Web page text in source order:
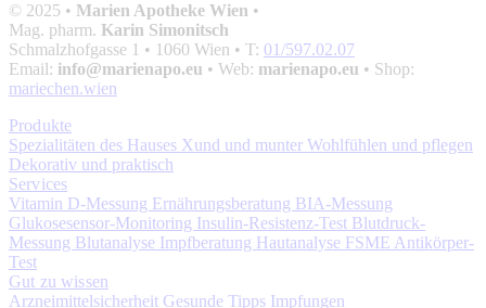
© 2025 • Marien Apotheke Wien •
Mag. pharm. Karin Simonitsch
Schmalzhofgasse 1 • 1060 Wien • T: 01/597.02.07
Email: info@marienapo.eu • Web: marienapo.eu • Shop:
mariechen.wien
Produkte
Spezialitäten des Hauses Xund und munter Wohlfühlen und pflegen
Dekorativ und praktisch
Services
Vitamin D-Messung Ernährungsberatung BIA-Messung
Glukosesensor-Monitoring Insulin-Resistenz-Test Blutdruck-
Messung Blutanalyse Impfberatung Hautanalyse FSME Antikörper-
Test
Gut zu wissen
Arzneimittelsicherheit Gesunde Tipps Impfungen